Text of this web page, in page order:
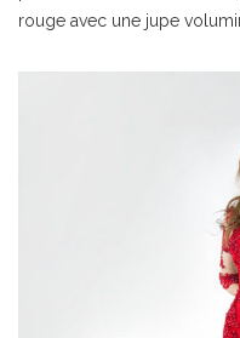
rouge avec une jupe